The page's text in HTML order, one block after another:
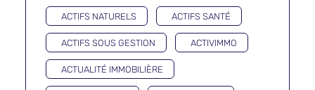
ACTIFS NATURELS ACTIFS SANTÉ
ACTIFS SOUS GESTION ACTIVIMMO
ACTUALITÉ IMMOBILIÈRE